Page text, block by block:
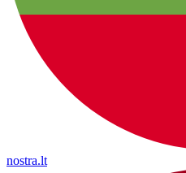
nostra.lt